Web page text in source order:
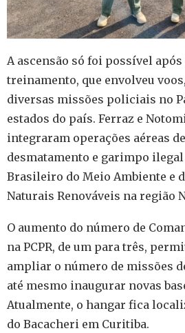
A ascensão só foi possível
treinamento, que envolveu
diversas missões policiais no
estados do país. Ferraz e
integraram operações aéreas
desmatamento e garimpo
Brasileiro do Meio Ambiente e
Naturais Renováveis na região
O aumento do número de
na PCPR, de um para três,
ampliar o número de missões
até mesmo inaugurar novas
Atualmente, o hangar fica
do Bacacheri em Curitiba.